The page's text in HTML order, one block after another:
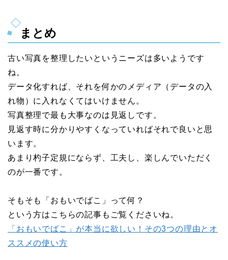
まとめ
古い写真を整理したいというニーズは多いようです
ね。
データ化すれば、それを何かのメディア（データの入
れ物）に入れなくてはいけません。
写真整理で最も大事なのは見返しです。
見返す時に分かりやすくなっていればそれで良いと思
います。
あまり杓子定規にならず、工夫し、楽しんでいただく
のが一番です。
そもそも「おもいでばこ」って何？
という方はこちらの記事もご覧くださいね。
「おもいでばこ」が本当に欲しい！その3つの理由とオ
ススメの使い方